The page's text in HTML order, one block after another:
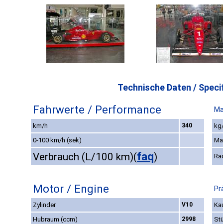
Technische Daten /
Fahrwerte / Performance
km/h 340
0-100 km/h (sek)
Verbrauch (L/100 km)(faq)
Motor / Engine
Zylinder V10
Hubraum (ccm)
2998